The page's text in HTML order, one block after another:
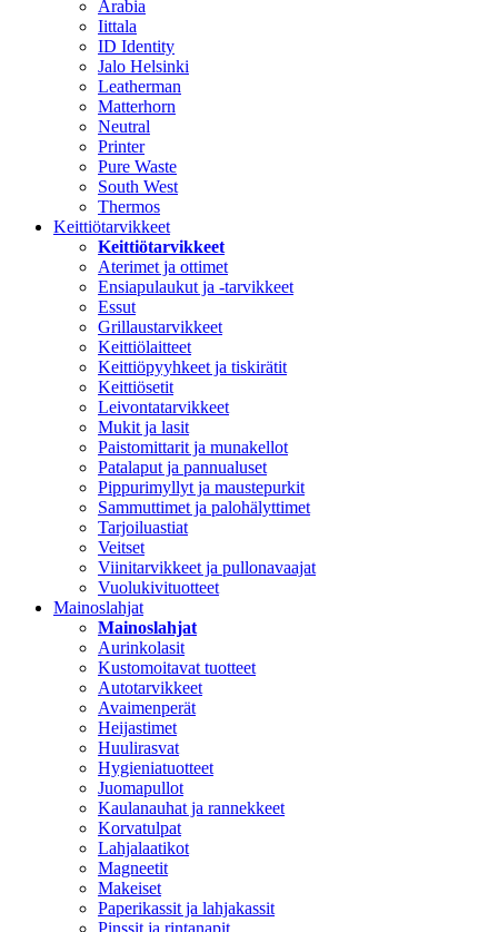
Arabia
Iittala
ID Identity
Jalo Helsinki
Leatherman
Matterhorn
Neutral
Printer
Pure Waste
South West
Thermos
Keittiötarvikkeet
Keittiötarvikkeet
Aterimet ja ottimet
Ensiapulaukut ja -tarvikkeet
Essut
Grillaustarvikkeet
Keittiölaitteet
Keittiöpyyhkeet ja tiskirätit
Keittiösetit
Leivontatarvikkeet
Mukit ja lasit
Paistomittarit ja munakellot
Patalaput ja pannualuset
Pippurimyllyt ja maustepurkit
Sammuttimet ja palohälyttimet
Tarjoiluastiat
Veitset
Viinitarvikkeet ja pullonavaajat
Vuolukivituotteet
Mainoslahjat
Mainoslahjat
Aurinkolasit
Kustomoitavat tuotteet
Autotarvikkeet
Avaimenperät
Heijastimet
Huulirasvat
Hygieniatuotteet
Juomapullot
Kaulanauhat ja rannekkeet
Korvatulpat
Lahjalaatikot
Magneetit
Makeiset
Paperikassit ja lahjakassit
Pinssit ja rintanapit